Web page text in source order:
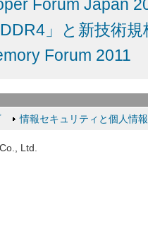
Forum Japan
」と新技術
Forum 2011
情報セキュリティと個人情
Ltd.